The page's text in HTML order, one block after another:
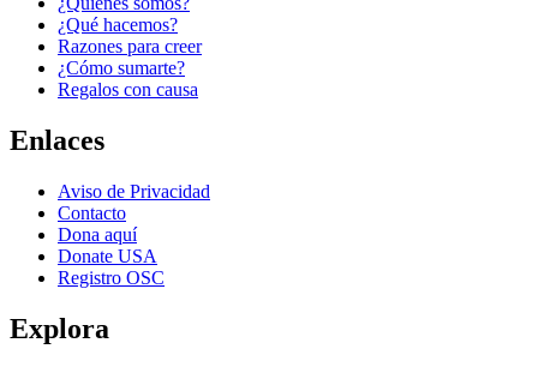
¿Qué hacemos?
Razones para creer
¿Cómo sumarte?
Regalos con causa
Enlaces
Aviso de Privacidad
Contacto
Dona aquí
Donate USA
Registro OSC
Explora